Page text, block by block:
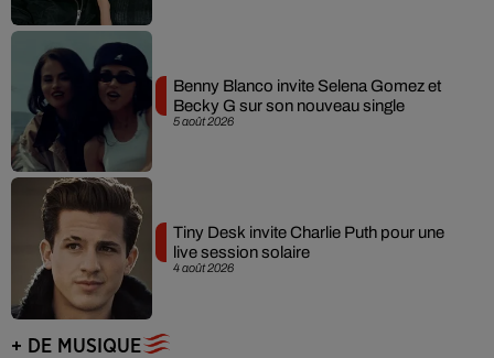
5 août 2026
Benny Blanco invite Selena Gomez et
Becky G sur son nouveau single
4 août 2026
Tiny Desk invite Charlie Puth pour une
live session solaire
+ DE MUSIQUE